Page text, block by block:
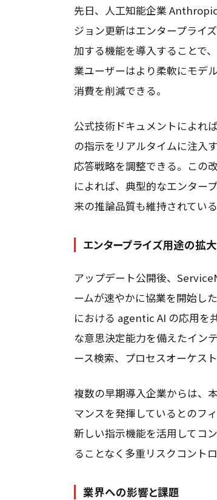
先日、人工知能企業
ジョン更新はエンタープライ
加する機能を導入することで
業ユーザーはより柔軟にモデ
消費を削減できる。
公式技術ドキュメントによれ
の指示をリアルタイムに注入
応答戦略を調整できる。この
によれば、典型的なエンター
来の推論品質も維持されている
エンタープライズ用途の拡大
アップデート公開後、
ームが速やかに協業を開始し
における agentic AI の応用を
な意思決定能力を備えたイン
ース検索、プロセスオーケス
複数の早期導入企業からは、
マンスを発揮しているとのフ
新しい指示機能を活用してコ
ることなく多重リスクコント
業界への影響と課題